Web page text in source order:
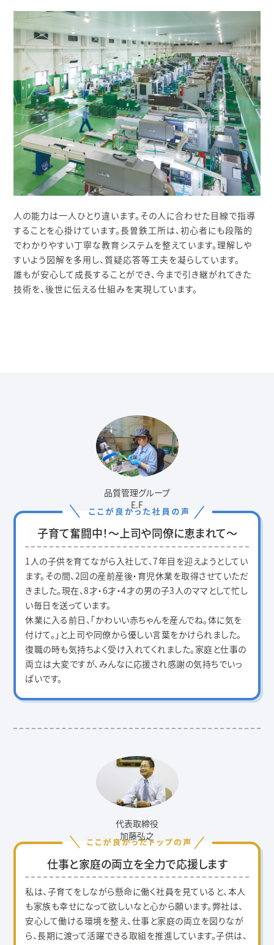
人の能力は一人ひとり違います。その人に合わせた目線で指導
することを心掛けています。長曽鉄工所は、初心者にも段階的
でわかりやすい丁寧な教育システムを整えています。理解しや
すいよう図解を多用し、質疑応答等工夫を凝らしています。
誰もが安心して成長することができ、今まで引き継がれてきた
技術を、後世に伝える仕組みを実現しています。
品質管理グループ
E.F
子育て奮闘中！～上司や同僚に恵まれて～
1人の子供を育てながら入社して、7年目を迎えようとしてい
ます。その間、2回の産前産後・育児休業を取得させていただ
きました。現在、8才・6才・4才の男の子3人のママとして忙し
い毎日を送っています。
休業に入る前日、「かわいい赤ちゃんを産んでね。体に気を
付けて。」と上司や同僚から優しい言葉をかけられました。
復職の時も気持ちよく受け入れてくれました。家庭と仕事の
両立は大変ですが、みんなに応援され感謝の気持ちでいっ
ぱいです。
代表取締役
加藤弘之
仕事と家庭の両立を全力で応援します
私は、子育てをしながら懸命に働く社員を見ていると、本人
も家族も幸せになって欲しいなと心から願います。弊社は、
安心して働ける環境を整え、仕事と家庭の両立を図りなが
ら、長期に渡って活躍できる取組を推進しています。子供は、